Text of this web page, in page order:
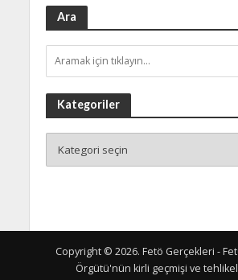
Ara
Kategoriler
Copyright © 2026. Fetö Gerçekleri -
Örgütü'nün kirli geçmişi ve